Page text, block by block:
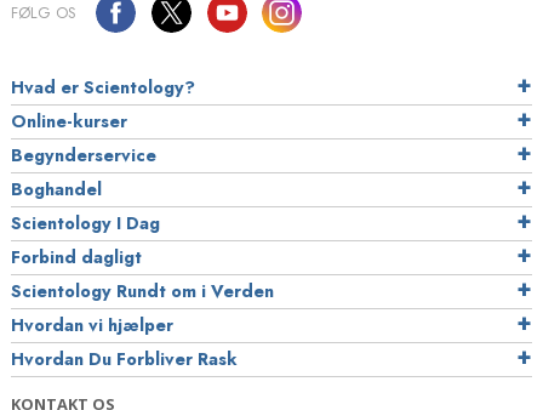
FØLG OS
Hvad er Scientology?
Online-kurser
Begynderservice
Boghandel
Scientology I Dag
Forbind dagligt
Scientology Rundt om i Verden
Hvordan vi hjælper
Hvordan Du Forbliver Rask
KONTAKT OS